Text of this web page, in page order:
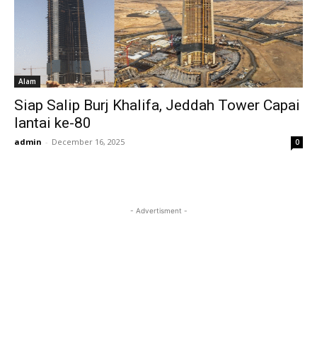
Alam
Siap Salip Burj Khalifa, Jeddah Tower Capai
lantai ke-80
admin - December 16, 2025 0
- Advertisment -